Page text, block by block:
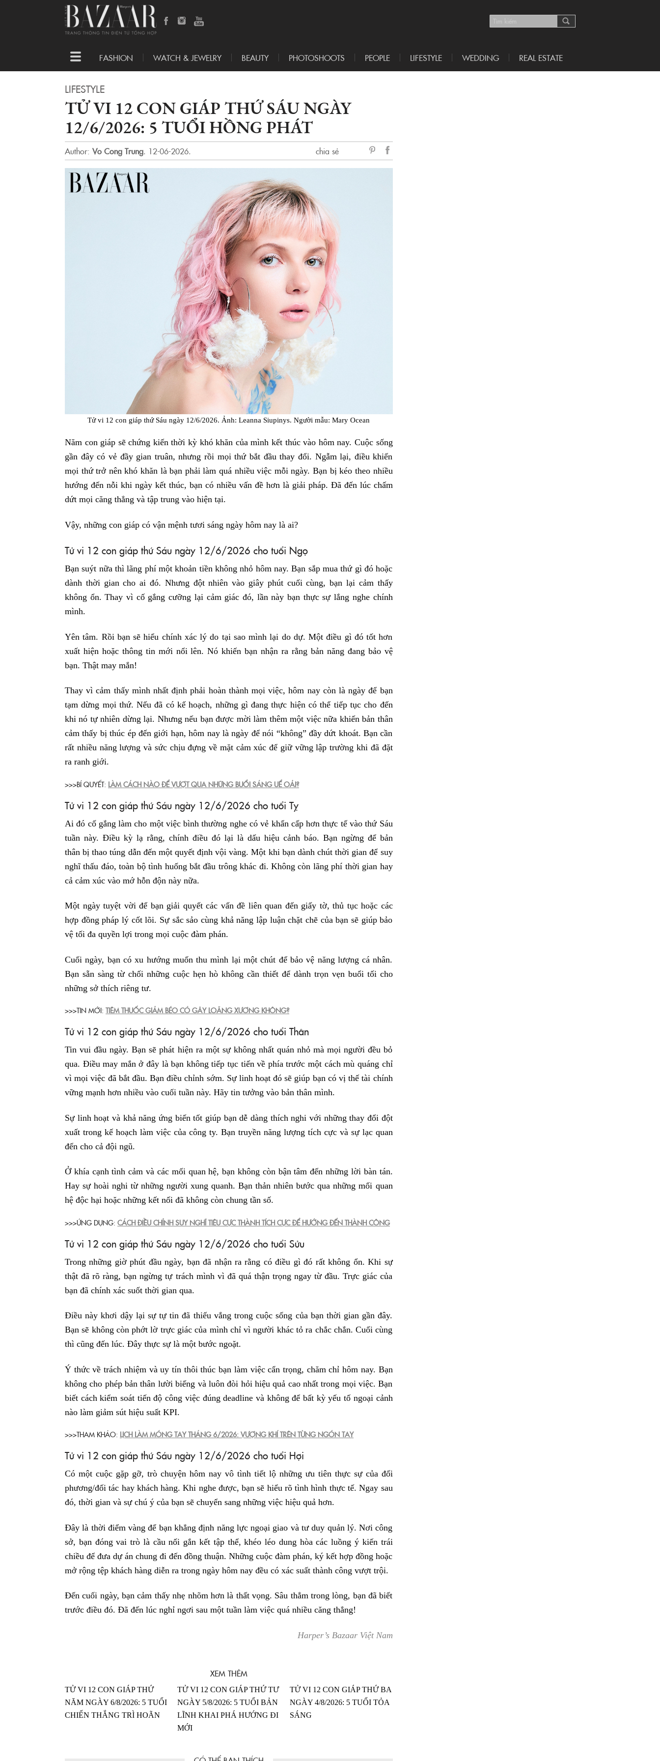
Toggle
navigation
FASHION WATCH & JEWELRY BEAUTY PHOTOSHOOTS PEOPLE LIFESTYLE WEDDING REAL ESTATE
LIFESTYLE
TỬ VI 12 CON GIÁP THỨ SÁU NGÀY
12/6/2026: 5 TUỔI HỒNG PHÁT
Author: Vo Cong Trung. 12-06-2026.
chia sẻ
Tử vi 12 con giáp thứ Sáu ngày 12/6/2026. Ảnh: Leanna Siupinys. Người mẫu: Mary Ocean
Năm con giáp sẽ chứng kiến thời kỳ khó khăn của mình kết thúc vào hôm nay. Cuộc sống
gần đây có vẻ đầy gian truân, nhưng rồi mọi thứ bắt đầu thay đổi. Ngẫm lại, điều khiến
mọi thứ trở nên khó khăn là bạn phải làm quá nhiều việc mỗi ngày. Bạn bị kéo theo nhiều
hướng đến nỗi khi ngày kết thúc, bạn có nhiều vấn đề hơn là giải pháp. Đã đến lúc chấm
dứt mọi căng thẳng và tập trung vào hiện tại.
Vậy, những con giáp có vận mệnh tươi sáng ngày hôm nay là ai?
Tử vi 12 con giáp thứ Sáu ngày 12/6/2026 cho tuổi Ngọ
Bạn suýt nữa thì lãng phí một khoản tiền không nhỏ hôm nay. Bạn sắp mua thứ gì đó hoặc
dành thời gian cho ai đó. Nhưng đột nhiên vào giây phút cuối cùng, bạn lại cảm thấy
không ổn. Thay vì cố gắng cưỡng lại cảm giác đó, lần này bạn thực sự lắng nghe chính
mình.
Yên tâm. Rồi bạn sẽ hiểu chính xác lý do tại sao mình lại do dự. Một điều gì đó tốt hơn
xuất hiện hoặc thông tin mới nổi lên. Nó khiến bạn nhận ra rằng bản năng đang bảo vệ
bạn. Thật may mắn!
Thay vì cảm thấy mình nhất định phải hoàn thành mọi việc, hôm nay còn là ngày để bạn
tạm dừng mọi thứ. Nếu đã có kế hoạch, những gì đang thực hiện có thể tiếp tục cho đến
khi nó tự nhiên dừng lại. Nhưng nếu bạn được mời làm thêm một việc nữa khiến bản thân
cảm thấy bị thúc ép đến giới hạn, hôm nay là ngày để nói “không” đầy dứt khoát. Bạn cần
rất nhiều năng lượng và sức chịu đựng về mặt cảm xúc để giữ vững lập trường khi đã đặt
ra ranh giới.
>>>BÍ QUYẾT: LÀM CÁCH NÀO ĐỂ VƯỢT QUA NHỮNG BUỔI SÁNG UỂ OẢI?
Tử vi 12 con giáp thứ Sáu ngày 12/6/2026 cho tuổi Tỵ
Ai đó cố gắng làm cho một việc bình thường nghe có vẻ khẩn cấp hơn thực tế vào thứ Sáu
tuần này. Điều kỳ lạ rằng, chính điều đó lại là dấu hiệu cảnh báo. Bạn ngừng để bản
thân bị thao túng dẫn đến một quyết định vội vàng. Một khi bạn dành chút thời gian để suy
nghĩ thấu đáo, toàn bộ tình huống bắt đầu trông khác đi. Không còn lãng phí thời gian hay
cả cảm xúc vào mớ hỗn độn này nữa.
Một ngày tuyệt vời để bạn giải quyết các vấn đề liên quan đến giấy tờ, thủ tục hoặc các
hợp đồng pháp lý cốt lõi. Sự sắc sảo cùng khả năng lập luận chặt chẽ của bạn sẽ giúp bảo
vệ tối đa quyền lợi trong mọi cuộc đàm phán.
Cuối ngày, bạn có xu hướng muốn thu mình lại một chút để bảo vệ năng lượng cá nhân.
Bạn sẵn sàng từ chối những cuộc hẹn hò không cần thiết để dành trọn vẹn buổi tối cho
những sở thích riêng tư.
>>>TIN MỚI: TIÊM THUỐC GIẢM BÉO CÓ GÂY LOÃNG XƯƠNG KHÔNG?
Tử vi 12 con giáp thứ Sáu ngày 12/6/2026 cho tuổi Thân
Tin vui đầu ngày. Bạn sẽ phát hiện ra một sự không nhất quán nhỏ mà mọi người đều bỏ
qua. Điều may mắn ở đây là bạn không tiếp tục tiến về phía trước một cách mù quáng chỉ
vì mọi việc đã bắt đầu. Bạn điều chỉnh sớm. Sự linh hoạt đó sẽ giúp bạn có vị thế tài chính
vững mạnh hơn nhiều vào cuối tuần này. Hãy tin tưởng vào bản thân mình.
Sự linh hoạt và khả năng ứng biến tốt giúp bạn dễ dàng thích nghi với những thay đổi đột
xuất trong kế hoạch làm việc của công ty. Bạn truyền năng lượng tích cực và sự lạc quan
đến cho cả đội ngũ.
Ở khía cạnh tình cảm và các mối quan hệ, bạn không còn bận tâm đến những lời bàn tán.
Hay sự hoài nghi từ những người xung quanh. Bạn thản nhiên bước qua những mối quan
hệ độc hại hoặc những kết nối đã không còn chung tần số.
>>>ỨNG DỤNG: CÁCH ĐIỀU CHỈNH SUY NGHĨ TIÊU CỰC THÀNH TÍCH CỰC ĐỂ HƯỚNG ĐẾN THÀNH CÔNG
Tử vi 12 con giáp thứ Sáu ngày 12/6/2026 cho tuổi Sửu
Trong những giờ phút đầu ngày, bạn đã nhận ra rằng có điều gì đó rất không ổn. Khi sự
thật đã rõ ràng, bạn ngừng tự trách mình vì đã quá thận trọng ngay từ đầu. Trực giác của
bạn đã chính xác suốt thời gian qua.
Điều này khơi dậy lại sự tự tin đã thiếu vắng trong cuộc sống của bạn thời gian gần đây.
Bạn sẽ không còn phớt lờ trực giác của mình chỉ vì người khác tỏ ra chắc chắn. Cuối cùng
thì cũng đến lúc. Đây thực sự là một bước ngoặt.
Ý thức về trách nhiệm và uy tín thôi thúc bạn làm việc cẩn trọng, chăm chỉ hôm nay. Bạn
không cho phép bản thân lười biếng và luôn đòi hỏi hiệu quả cao nhất trong mọi việc. Bạn
biết cách kiểm soát tiến độ công việc đúng deadline và không để bất kỳ yếu tố ngoại cảnh
nào làm giảm sút hiệu suất KPI.
>>>THAM KHẢO: LỊCH LÀM MÓNG TAY THÁNG 6/2026: VƯỢNG KHÍ TRÊN TỪNG NGÓN TAY
Tử vi 12 con giáp thứ Sáu ngày 12/6/2026 cho tuổi Hợi
Có một cuộc gặp gỡ, trò chuyện hôm nay vô tình tiết lộ những ưu tiên thực sự của đối
phương/đối tác hay khách hàng. Khi nghe được, bạn sẽ hiểu rõ tình hình thực tế. Ngay sau
đó, thời gian và sự chú ý của bạn sẽ chuyển sang những việc hiệu quả hơn.
Đây là thời điểm vàng để bạn khẳng định năng lực ngoại giao và tư duy quản lý. Nơi công
sở, bạn đóng vai trò là cầu nối gắn kết tập thể, khéo léo dung hòa các luồng ý kiến trái
chiều để đưa dự án chung đi đến đồng thuận. Những cuộc đàm phán, ký kết hợp đồng hoặc
mở rộng tệp khách hàng diễn ra trong ngày hôm nay đều có xác suất thành công vượt trội.
Đến cuối ngày, bạn cảm thấy nhẹ nhõm hơn là thất vọng. Sâu thẳm trong lòng, bạn đã biết
trước điều đó. Đã đến lúc nghỉ ngơi sau một tuần làm việc quá nhiều căng thẳng!
Harper’s Bazaar Việt Nam
XEM THÊM
TỬ VI 12 CON GIÁP THỨ
NĂM NGÀY 6/8/2026: 5 TUỔI
CHIẾN THẮNG TRÌ HOÃN
TỬ VI 12 CON GIÁP THỨ TƯ
NGÀY 5/8/2026: 5 TUỔI BẢN
LĨNH KHAI PHÁ HƯỚNG ĐI
MỚI
TỬ VI 12 CON GIÁP THỨ BA
NGÀY 4/8/2026: 5 TUỔI TỎA
SÁNG